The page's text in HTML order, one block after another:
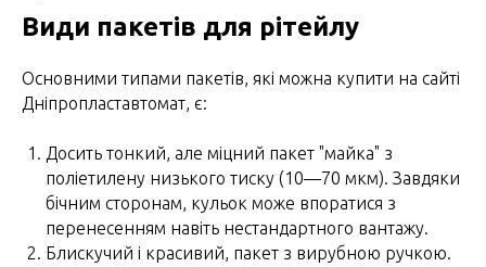
Види пакетів для рітейлу
Основними типами пакетів, які можна купити на сайті
Дніпропластавтомат, є:
Досить тонкий, але міцний пакет "майка" з
поліетилену низького тиску (10—70 мкм). Завдяки
бічним сторонам, кульок може впоратися з
перенесенням навіть нестандартного вантажу.
Блискучий і красивий, пакет з вирубною ручкою.